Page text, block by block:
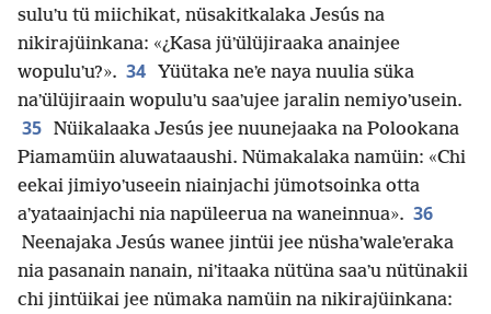
suluʼu tü miichikat, nüsakitkalaka Jesús na
nikirajüinkana: «¿Kasa jüʼülüjiraaka anainjee
wopuluʼu?». 34
Yüütaka neʼe naya nuulia süka
naʼülüjiraain wopuluʼu saaʼujee jaralin nemiyoʼusein.
35 Nüikalaaka Jesús jee nuunejaaka na Polookana
Piamamüin aluwataaushi. Nümakalaka namüin: «Chi
eekai jimiyoʼuseein niainjachi jümotsoinka otta
aʼyataainjachi nia napüleerua na waneinnua». 36
Neenajaka Jesús wanee jintüi jee nüshaʼwaleʼeraka
nia pasanain nanain, niʼitaaka nütüna saaʼu nütünakii
chi jintüikai jee nümaka namüin na nikirajüinkana: